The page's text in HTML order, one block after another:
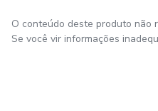
O conteúdo deste produto não
Se você vir informações